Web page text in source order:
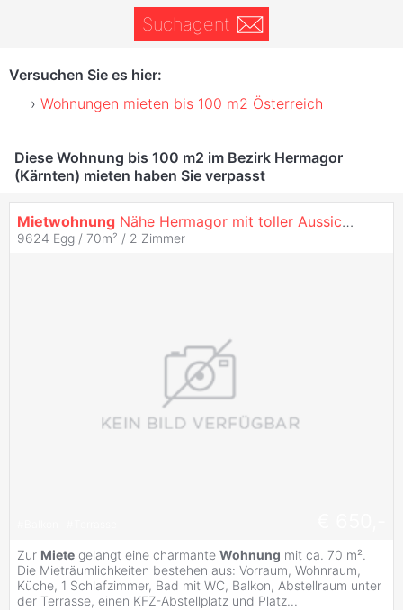
Suchagent
Versuchen Sie es hier:
Wohnungen mieten bis 100 m2 Österreich
Diese Wohnung bis 100 m2 im Bezirk Hermagor
(Kärnten) mieten haben Sie verpasst
Mietwohnung Nähe Hermagor mit toller Aussicht in Dorflage
9624 Egg / 70m² / 2 Zimmer
Zur Miete gelangt eine charmante Wohnung mit ca. 70 m².
Die Mieträumlichkeiten bestehen aus: Vorraum, Wohnraum,
Küche, 1 Schlafzimmer, Bad mit WC, Balkon, Abstellraum unter
der Terrasse, einen KFZ-Abstellplatz und Platz...